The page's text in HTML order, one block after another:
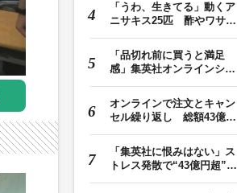
「うわ、生きてる」動くア
ニサキス25匹 酢やワサビ
「品切れ前に買うと満足
感」集英社オンラインショ
オンラインで注文とキャン
セル繰り返し 総額43億円
「集英社に恨みはない」ス
トレス発散で“43億円超”の